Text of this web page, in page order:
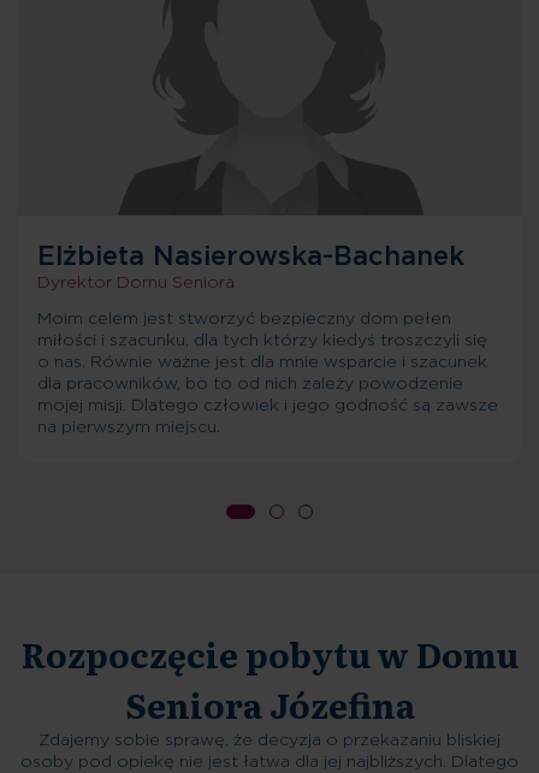
Elżbieta Nasierowska-Bachanek
Dyrektor Domu Seniora
Moim celem jest stworzyć bezpieczny dom pełen
miłości i szacunku, dla tych którzy kiedyś troszczyli się
o nas. Równie ważne jest dla mnie wsparcie i szacunek
dla pracowników, bo to od nich zależy powodzenie
mojej misji. Dlatego człowiek i jego godność są zawsze
na pierwszym miejscu.
Rozpoczęcie pobytu w Domu
Seniora Józefina
Zdajemy sobie sprawę, że decyzja o przekazaniu bliskiej
osoby pod opiekę nie jest łatwa dla jej najbliższych. Dlatego